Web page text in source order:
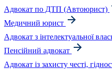
Адвокат по ДТП (Автоюрист)
Медичний юрист
Адвокат з інтелектуальної
Пенсійний адвокат
Адвокат із захисту честі,